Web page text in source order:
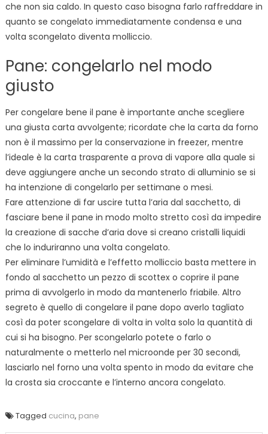
che non sia caldo. In questo caso bisogna farlo raffreddare in
quanto se congelato immediatamente condensa e una
volta scongelato diventa molliccio.
Pane: congelarlo nel modo
giusto
Per congelare bene il pane è importante anche scegliere
una giusta carta avvolgente; ricordate che la carta da forno
non è il massimo per la conservazione in freezer, mentre
l’ideale è la carta trasparente a prova di vapore alla quale si
deve aggiungere anche un secondo strato di alluminio se si
ha intenzione di congelarlo per settimane o mesi.
Fare attenzione di far uscire tutta l’aria dal sacchetto, di
fasciare bene il pane in modo molto stretto così da impedire
la creazione di sacche d’aria dove si creano cristalli liquidi
che lo induriranno una volta congelato.
Per eliminare l’umidità e l’effetto molliccio basta mettere in
fondo al sacchetto un pezzo di scottex o coprire il pane
prima di avvolgerlo in modo da mantenerlo friabile. Altro
segreto è quello di congelare il pane dopo averlo tagliato
così da poter scongelare di volta in volta solo la quantità di
cui si ha bisogno. Per scongelarlo potete o farlo o
naturalmente o metterlo nel microonde per 30 secondi,
lasciarlo nel forno una volta spento in modo da evitare che
la crosta sia croccante e l’interno ancora congelato.
Tagged cucina, pane